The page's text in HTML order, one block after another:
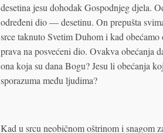
desetina jesu dohodak Gospodnjeg djela.
određeni dio — desetinu. On prepušta
srce taknuto Svetim Duhom i kad
prava na posvećeni dio. Ovakva obećanja
ona koja su dana Bogu? Jesu li obećanja
sporazuma među ljudima?
Kad u srcu neobičnom oštrinom i snagom